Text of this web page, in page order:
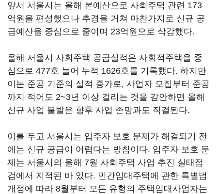
앞서 서울시는 올해 본예산으로 사회주택 관련 173
억원을 편성했으나 추경을 거쳐 마찬가지로 신규 공
급예산을 중심으로 줄이며 23억원으로 삭감했다.
올해 서울시 사회주택 공급실적은 사회적주택을 중
심으로 477호 늘어 누적 1626호를 기록했다. 하지만
이는 준공 기준의 실적 증가로, 사업자 모집부터 준공
까지 적어도 2~3년 이상 걸리는 것을 감안하면 올해
신규 사업 불발은 향후 사업 존망과도 직결된다.
이를 두고 서울시는 입주자 보호 문제가 해결되기 전
에는 신규 공급이 어렵다는 방침이다. 입주자 보호 문
제는 서울시의 올해 7월 사회주택 사업 추진 실태점
검에서 지적된 바 있다. 민간임대주택에 관한 특별법
개정에 따라 8월부터 모든 유형의 주택임대사업자는